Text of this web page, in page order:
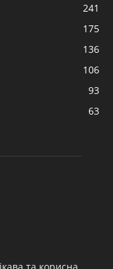
241
175
136
106
93
63